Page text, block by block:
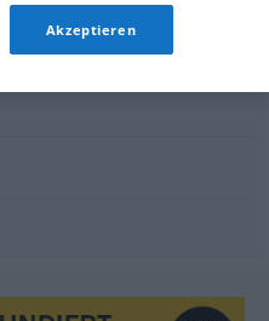
Masse Schwung
Akzeptieren